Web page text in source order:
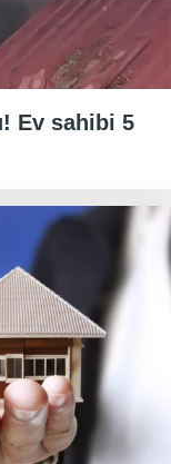
Ev sahibi 5